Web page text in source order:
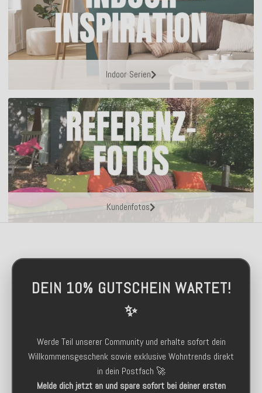
Indoor Serien
Kundenfotos
DEIN 10% GUTSCHEIN WARTET!
✨
Werde Teil unserer Community und erhalte sofort dein
Willkommensgeschenk sowie exklusive Wohntrends direkt
in dein Postfach 🚀
Melde dich jetzt an und spare sofort bei deiner ersten